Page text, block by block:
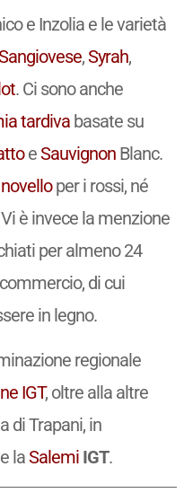
e Inzolia e le varietà
,Syrah,
. Ci sono anche
tardivabasate su
eSauvignonBlanc.
novelloper i rossi, né
è invece la menzione
per almeno 24
di cui
in legno.
regionale
IGT, oltre alla altre
di Trapani, in
laSalemiIGT.